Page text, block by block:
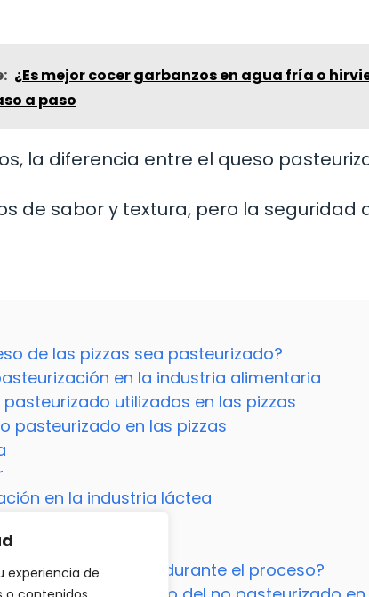
experiencia de
¿Es mejor cocer garbanzos en agua fría o
a paso
la diferencia entre el queso
de sabor y textura, pero la seguridad
de las pizzas sea pasteurizado?
en la industria alimentaria
utilizadas en las pizzas
pasteurizado en las pizzas
en la industria láctea
pierde nutrientes durante el proceso?